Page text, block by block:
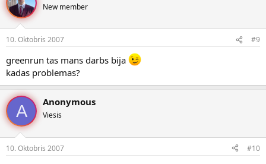
New member
10. Oktobris 2007 #9
greenrun tas mans darbs bija
kadas problemas?
A Anonymous
Viesis
10. Oktobris 2007 #10